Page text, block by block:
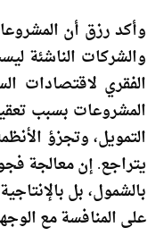
وأكد رزق أن
والشركات الناشئة
الفقري لاقتصادات
المشروعات بسبب
التمويل، وتجزؤ
يتراجع. إن معالجة
بالشمول، بل
على المنافسة مع